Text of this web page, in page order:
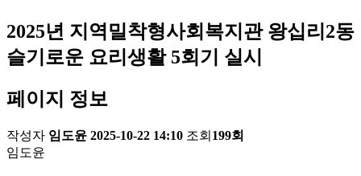
2025년 지역밀착형사회복지관 왕십리2동
슬기로운 요리생활 5회기 실시
페이지 정보
작성자 임도윤 2025-10-22 14:10 조회 199회
임도윤